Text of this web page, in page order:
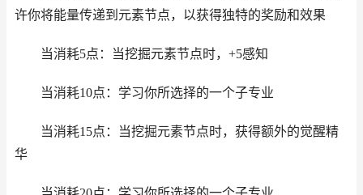
许你将能量传递到元素节点，以获得独特的奖励和效果
当消耗5点：当挖掘元素节点时，+5感知
当消耗10点：学习你所选择的一个子专业
当消耗15点：当挖掘元素节点时，获得额外的觉醒精
华